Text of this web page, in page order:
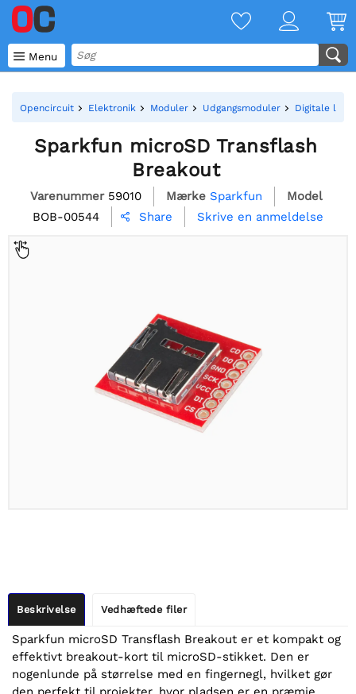
 Menu
Opencircuit Elektronik Moduler Udgangsmoduler Digitale
Sparkfun microSD Transflash
Breakout
Varenummer 59010 Mærke Sparkfun
Model
BOB-00544
 Share Skrive en anmeldelse
Beskrivelse Vedhæftede filer
Sparkfun microSD Transflash Breakout er et kompakt og
effektivt breakout-kort til microSD-stikket. Den er
nogenlunde på størrelse med en fingernegl, hvilket gør